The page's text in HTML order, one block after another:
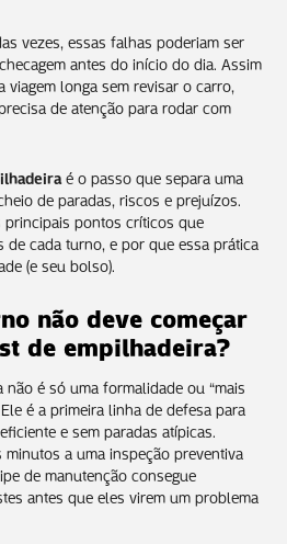
vezes, essas falhas poderiam ser
antes do início do dia. Assim
viagem longa sem revisar o carro,
de atenção para rodar com
é o passo que separa uma
de paradas, riscos e prejuízos.
pontos críticos que
de cada turno, e por que essa prática
(e seu bolso).
não deve começar
de empilhadeira?
é só uma formalidade ou “mais
é a primeira linha de defesa para
e sem paradas atípicas.
a uma inspeção preventiva
de manutenção consegue
antes que eles virem um problema